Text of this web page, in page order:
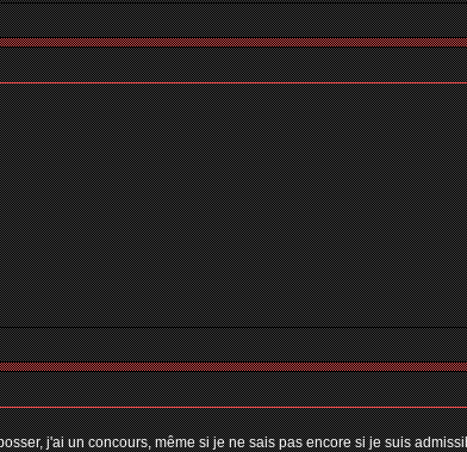
j'ai un concours, même si je ne sais pas encore si je suis